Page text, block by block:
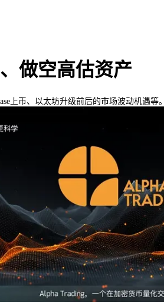
做空高估资产
币、以太坊升级前后的市场波动机遇等。